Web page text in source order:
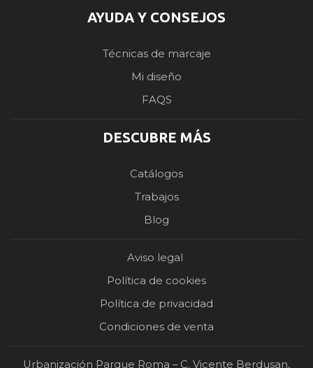
AYUDA Y CONSEJOS
Técnicas de marcaje
Mi diseño
FAQS
DESCUBRE MÁS
Catálogos
Trabajos
Blog
Aviso legal
Política de cookies
Política de privacidad
Condiciones de venta
Urbanización Parque Roma – C. Vicente Berdusan,